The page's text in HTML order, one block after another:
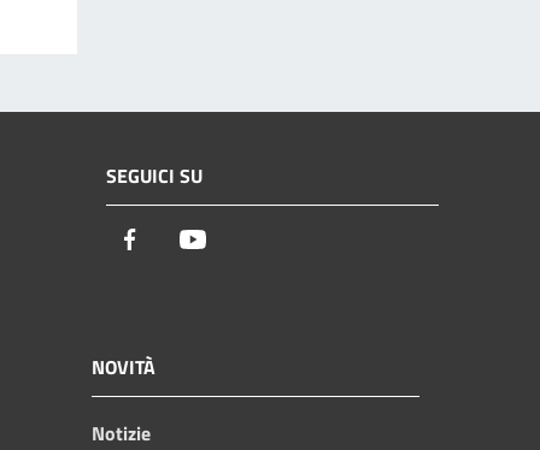
SEGUICI SU
Facebook
NOVITÀ
Notizie